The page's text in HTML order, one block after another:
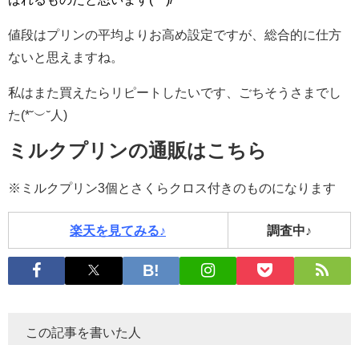
値段はプリンの平均よりお高め設定ですが、総合的に仕方
ないと思えますね。
私はまた買えたらリピートしたいです、ごちそうさまでし
た(*˘︶˘人)
ミルクプリンの通販はこちら
※ミルクプリン3個とさくらクロス付きのものになります
楽天を見てみる♪ 調査中♪
この記事を書いた人